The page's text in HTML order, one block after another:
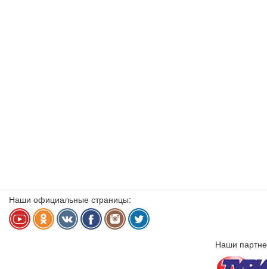
Наши официальные страницы:
Наши